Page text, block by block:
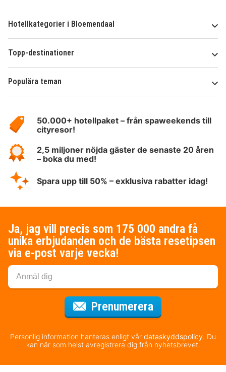
Hotellkategorier i Bloemendaal
Topp-destinationer
Populära teman
HotelSpecials50.000+ hotellpaket – från spaweekends till
cityresor!
2,5 miljoner nöjda gäster de senaste 20 åren
– boka du med!
Spara upp till 50% – exklusiva rabatter idag!
Ja, jag vill precis som 175 000 andra få
unika erbjudanden och de bästa resetipsen
via e-post varje vecka!
Prenumerera
Personlig information hanteras enligt vår dataskyddspolicy. Du
kan när som helst avregistrera dig från nyhetsbrevet.